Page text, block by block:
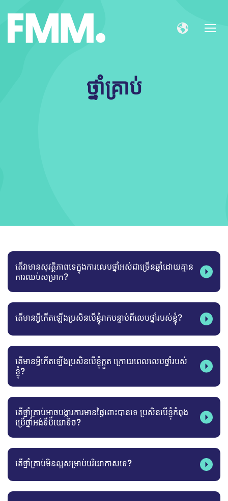
ថ្នាំគ្រាប់
តើវាមានសុវត្ថិភាពទេក្នុងការលេបថ្នាំអស់ជាច្រើនឆ្នាំដោយគ្មាន
ការឈប់សម្រាក?
តើមានអ្វីកើតឡើងប្រសិនបើខ្ញុំរាកបន្ទាប់ពីលេបថ្នាំរបស់ខ្ញុំ?
តើមានអ្វីកើតឡើងប្រសិនបើខ្ញុំក្អួត ក្រោយពេលលេបថ្នាំរបស់
ខ្ញុំ?
តើថ្នាំគ្រាប់អាចបង្ការការមានផ្ទៃពោះបានទេ ប្រសិនបើខ្ញុំកំពុង
ប្រើថ្នាំអង់ទីប៊ីយោទិច?
តើថ្នាំគ្រាប់មិនល្អសម្រាប់បរិយាកាសទេ?